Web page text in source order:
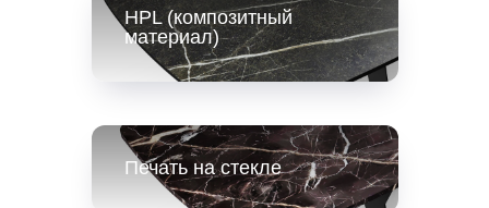
HPL (композитный
материал)
Печать на стекле